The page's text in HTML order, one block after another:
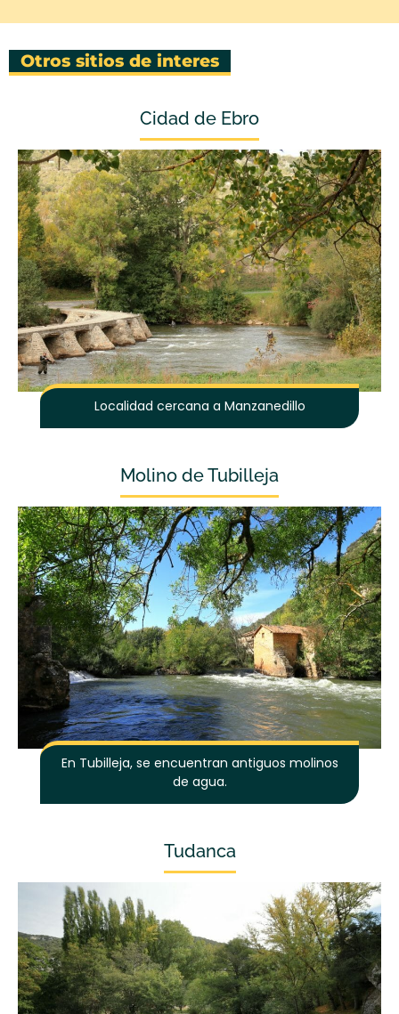
Otros sitios de interes
Cidad de Ebro
Localidad cercana a Manzanedillo
Molino de Tubilleja
En Tubilleja, se encuentran antiguos molinos
de agua.
Tudanca